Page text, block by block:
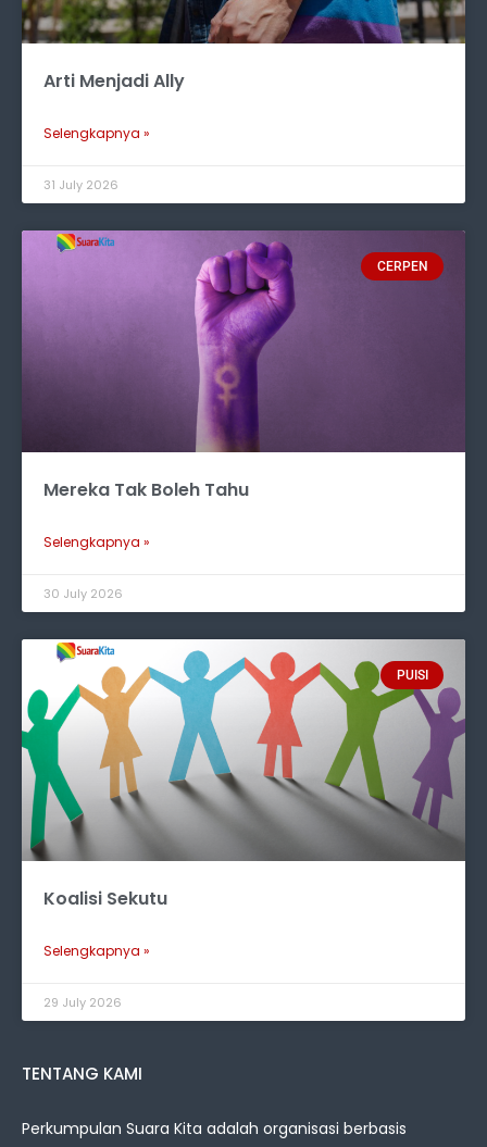
Arti Menjadi Ally
Selengkapnya »
31 July 2026
CERPEN
Mereka Tak Boleh Tahu
Selengkapnya »
30 July 2026
PUISI
Koalisi Sekutu
Selengkapnya »
29 July 2026
TENTANG KAMI
Perkumpulan Suara Kita adalah organisasi berbasis